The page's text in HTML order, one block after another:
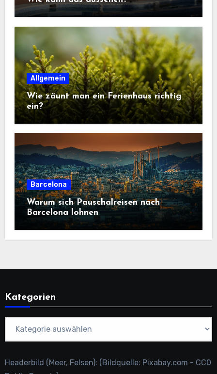
Allgemein
Wie zäunt man ein Ferienhaus richtig
ein?
Barcelona
Warum sich Pauschalreisen nach
Barcelona lohnen
Kategorien
Headerbild (Meer, Felsen): (Bildquelle: Pixabay.com - CC0